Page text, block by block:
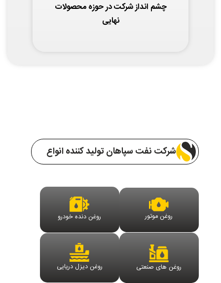
چشم انداز شرکت در حوزه محصولات
نهایی
شرکت نفت سپاهان تولید کننده انواع
روغن موتور روغن دنده خودرو
روغن های صنعتی روغن دیزل دریایی